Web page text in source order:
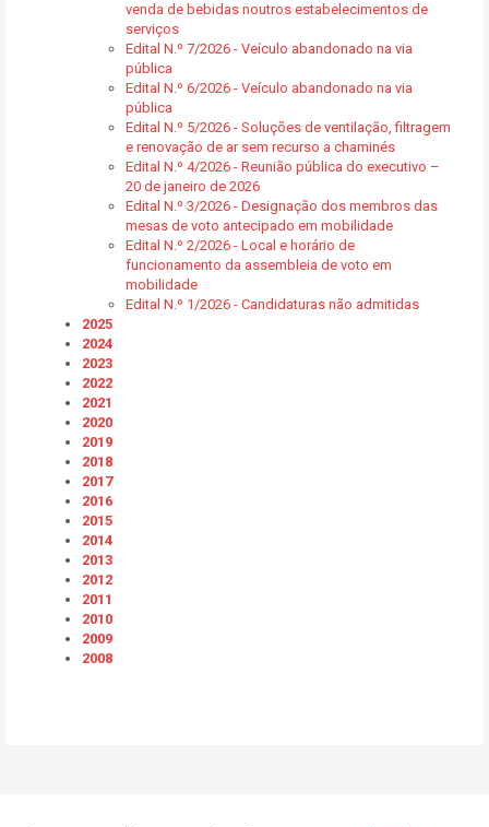
venda de bebidas noutros estabelecimentos de
serviços
Edital N.º 7/2026 - Veículo abandonado na via
pública
Edital N.º 6/2026 - Veículo abandonado na via
pública
Edital N.º 5/2026 - Soluções de ventilação, filtragem
e renovação de ar sem recurso a chaminés
Edital N.º 4/2026 - Reunião pública do executivo –
20 de janeiro de 2026
Edital N.º 3/2026 - Designação dos membros das
mesas de voto antecipado em mobilidade
Edital N.º 2/2026 - Local e horário de
funcionamento da assembleia de voto em
mobilidade
Edital N.º 1/2026 - Candidaturas não admitidas
2025
2024
2023
2022
2021
2020
2019
2018
2017
2016
2015
2014
2013
2012
2011
2010
2009
2008